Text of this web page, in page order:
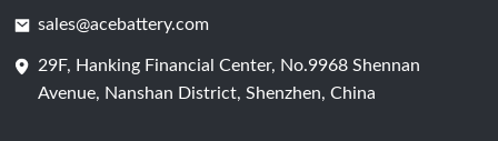
Елемент батареї
sales@acebattery.com
29F, Hanking Financial Center, No.9968 Shennan
Avenue, Nanshan District, Shenzhen, China